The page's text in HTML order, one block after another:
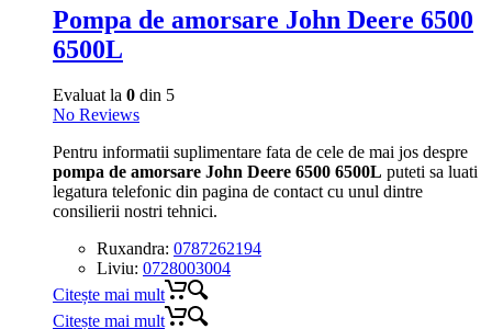
Pompa de amorsare John Deere 6500
6500L
Evaluat la 0 din 5
No Reviews
Pentru informatii suplimentare fata de cele de mai jos despre
pompa de amorsare John Deere 6500 6500L puteti sa luati
legatura telefonic din pagina de contact cu unul dintre
consilierii nostri tehnici.
Ruxandra: 0787262194
Liviu: 0728003004
Citește mai mult
Citește mai mult